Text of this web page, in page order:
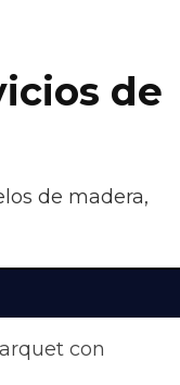
de
de madera,
con